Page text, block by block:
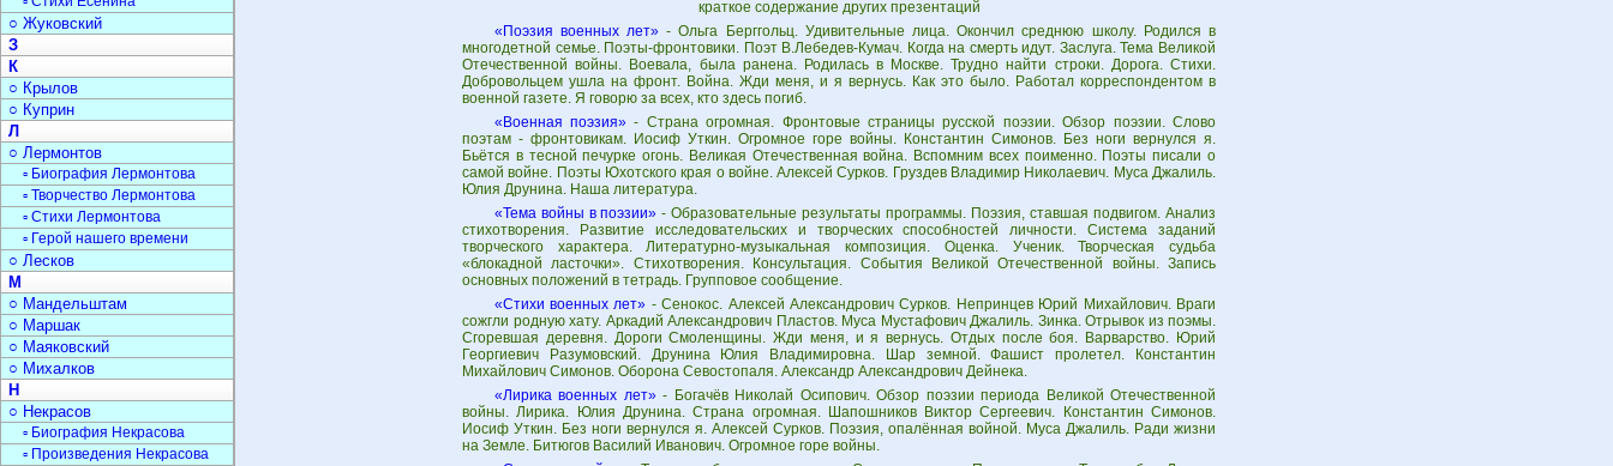
краткое содержание других презентаций
«Поэзия военных лет» - Ольга Берггольц. Удивительные лица. Окончил среднюю школу. Родился в
многодетной семье. Поэты-фронтовики. Поэт В.Лебедев-Кумач. Когда на смерть идут. Заслуга. Тема Великой
Отечественной войны. Воевала, была ранена. Родилась в Москве. Трудно найти строки. Дорога. Стихи.
Добровольцем ушла на фронт. Война. Жди меня, и я вернусь. Как это было. Работал корреспондентом в
военной газете. Я говорю за всех, кто здесь погиб.
«Военная поэзия» - Страна огромная. Фронтовые страницы русской поэзии. Обзор поэзии. Слово
поэтам - фронтовикам. Иосиф Уткин. Огромное горе войны. Константин Симонов. Без ноги вернулся я.
Бьётся в тесной печурке огонь. Великая Отечественная война. Вспомним всех поименно. Поэты писали о
самой войне. Поэты Юхотского края о войне. Алексей Сурков. Груздев Владимир Николаевич. Муса Джалиль.
Юлия Друнина. Наша литература.
«Тема войны в поэзии» - Образовательные результаты программы. Поэзия, ставшая подвигом. Анализ
стихотворения. Развитие исследовательских и творческих способностей личности. Система заданий
творческого характера. Литературно-музыкальная композиция. Оценка. Ученик. Творческая судьба
«блокадной ласточки». Стихотворения. Консультация. События Великой Отечественной войны. Запись
основных положений в тетрадь. Групповое сообщение.
«Стихи военных лет» - Сенокос. Алексей Александрович Сурков. Непринцев Юрий Михайлович. Враги
сожгли родную хату. Аркадий Александрович Пластов. Муса Мустафович Джалиль. Зинка. Отрывок из поэмы.
Сгоревшая деревня. Дороги Смоленщины. Жди меня, и я вернусь. Отдых после боя. Варварство. Юрий
Георгиевич Разумовский. Друнина Юлия Владимировна. Шар земной. Фашист пролетел. Константин
Михайлович Симонов. Оборона Севостопаля. Александр Александрович Дейнека.
«Лирика военных лет»- Богачёв Николай Осипович. Обзор поэзии периода Великой Отечественной
войны. Лирика. Юлия Друнина. Страна огромная. Шапошников Виктор Сергеевич. Константин Симонов.
Иосиф Уткин. Без ноги вернулся я. Алексей Сурков. Поэзия, опалённая войной. Муса Джалиль. Ради жизни
на Земле. Битюгов Василий Иванович. Огромное горе войны.
○ Жуковский
З
К
○ Крылов
○ Куприн
Л
○ Лермонтов
▫ Биография Лермонтова
▫ Творчество Лермонтова
▫ Стихи Лермонтова
▫ Герой нашего времени
○ Лесков
М
○ Мандельштам
○ Маршак
○ Маяковский
○ Михалков
Н
○ Некрасов
▫ Биография Некрасова
▫ Произведения Некрасова